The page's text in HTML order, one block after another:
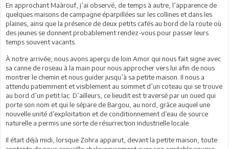
En approchant Maârouf, j’ai observé, de temps à autre, l’apparence de
quelques maisons de campagne éparpillées sur les collines et dans les
plaines, ainsi que la présence de deux petits cafés au bord de la route où
des jeunes se donnent probablement rendez-vous pour passer leurs
temps souvent vacants.
À notre arrivée, nous avons aperçu de loin Amor qui nous fait signe avec
sa canne de roseau à la main pour nous approcher vers lui afin de nous
montrer le chemin et nous guider jusqu’à sa petite maison. Il nous a
attendu patiemment et visiblement au sommet d’un coteau qui se trouve
au bord d’un petit lac. D’ailleurs, ce lieudit est traversé par un oued qui
porte son nom et qui le sépare de Bargou, au nord, grâce auquel une
nouvelle unité d’exploitation et de conditionnement d’eau de source
naturelle a permis une sorte de résurrection industrielle locale.
Il était déjà midi, lorsque Zohra apparut, devant la petite maison, toute